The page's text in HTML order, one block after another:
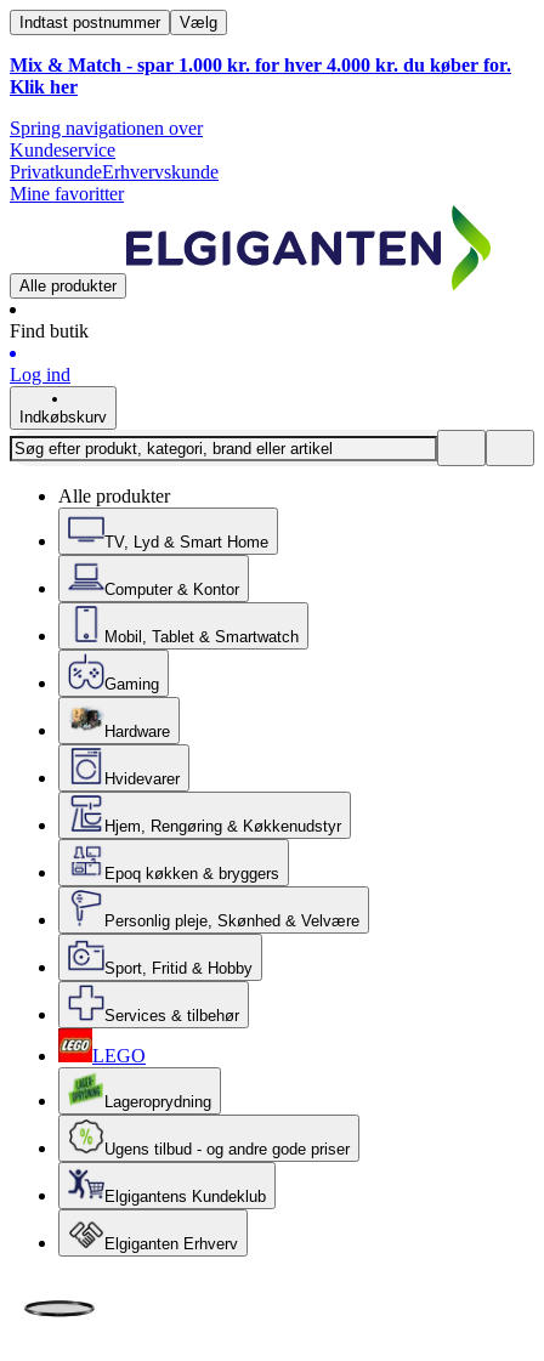
Indtast postnummer Vælg
Mix & Match - spar 1.000 kr. for hver 4.000 kr. du køber for.
Klik her
Spring navigationen over
Kundeservice
PrivatkundeErhvervskunde
Mine favoritter
Alle produkter
Find butik
Log ind
Indkøbskurv
Alle produkter
TV, Lyd & Smart Home
Computer & Kontor
Mobil, Tablet & Smartwatch
Gaming
Hardware
Hvidevarer
Hjem, Rengøring & Køkkenudstyr
Epoq køkken & bryggers
Personlig pleje, Skønhed & Velvære
Sport, Fritid & Hobby
Services & tilbehør
LEGO
Lageroprydning
Ugens tilbud - og andre gode priser
Elgigantens Kundeklub
Elgiganten Erhverv